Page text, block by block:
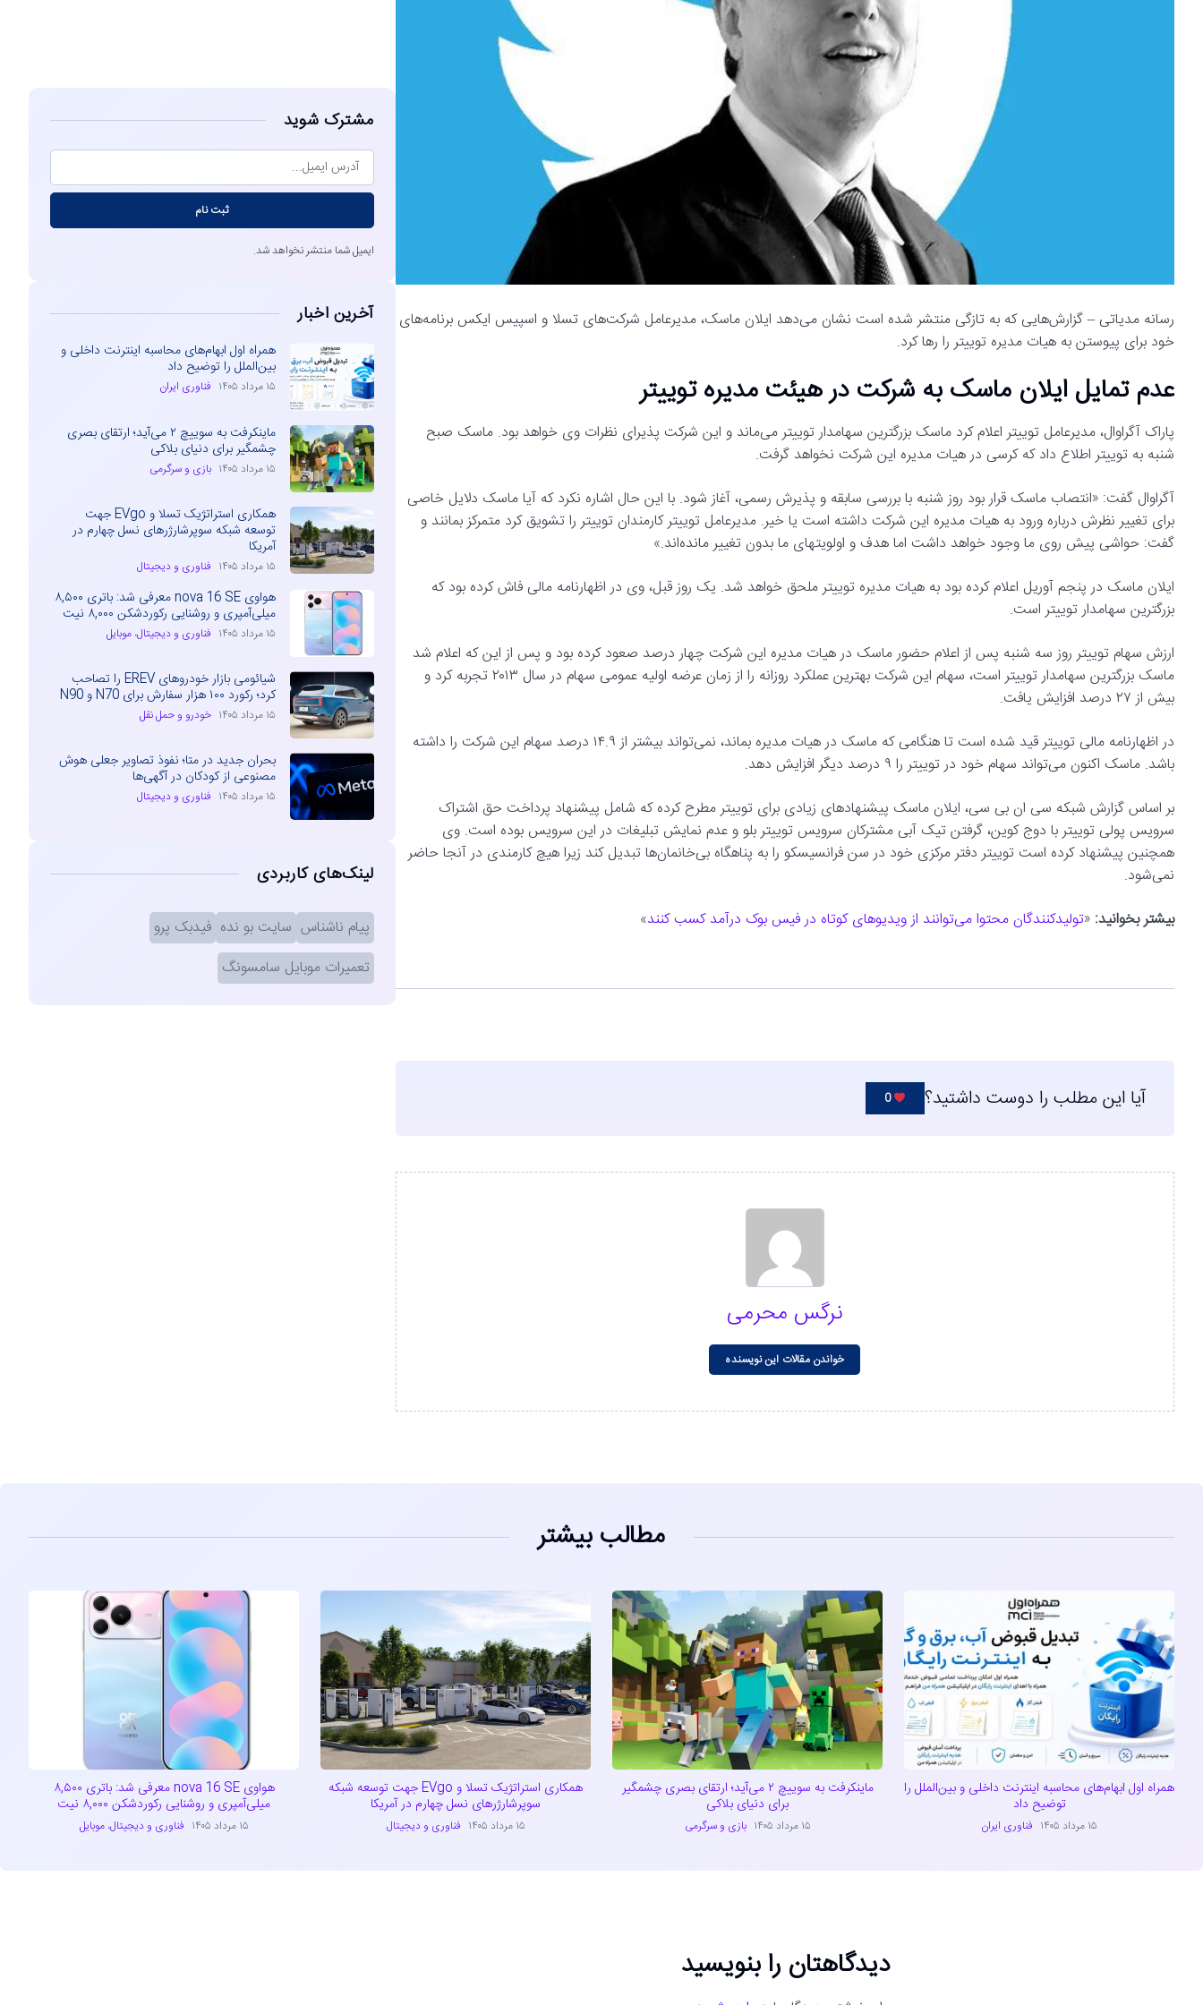
رسانه مدیاتی – گزارش‌هایی که به تازگی منتشر شده است نشان می‌دهد ایلان ماسک، مدیرعامل شرکت‌های تسلا و اسپیس ایکس برنامه‌های
خود برای پیوستن به هیات مدیره توییتر را رها کرد.
عدم تمایل ایلان ماسک به شرکت در هیئت مدیره توییتر
پاراک آگراوال، مدیرعامل توییتر اعلام کرد ماسک بزرگترین سهامدار توییتر می‌ماند و این شرکت پذیرای نظرات وی خواهد بود. ماسک صبح
شنبه به توییتر اطلاع داد که کرسی در هیات مدیره این شرکت نخواهد گرفت.
آگراوال گفت: «انتصاب ماسک قرار بود روز شنبه با بررسی سابقه و پذیرش رسمی، آغاز شود. با این حال اشاره نکرد که آیا ماسک دلایل خاصی
برای تغییر نظرش درباره ورود به هیات مدیره این شرکت داشته است یا خیر. مدیرعامل توییتر کارمندان توییتر را تشویق کرد متمرکز بمانند و
گفت: حواشی پیش روی ما وجود خواهد داشت اما هدف و اولویتهای ما بدون تغییر مانده‌اند.»
ایلان ماسک در پنجم آوریل اعلام کرده بود به هیات مدیره توییتر ملحق خواهد شد. یک روز قبل، وی در اظهارنامه مالی فاش کرده بود که
بزرگترین سهامدار توییتر است.
ارزش سهام توییتر روز سه شنبه پس از اعلام حضور ماسک در هیات مدیره این شرکت چهار درصد صعود کرده بود و پس از این که اعلام شد
ماسک بزرگترین سهامدار توییتر است، سهام این شرکت بهترین عملکرد روزانه را از زمان عرضه اولیه عمومی سهام در سال ۲۰۱۳ تجربه کرد و
بیش از ۲۷ درصد افزایش یافت.
در اظهارنامه مالی توییتر قید شده است تا هنگامی که ماسک در هیات مدیره بماند، نمی‌تواند بیشتر از ۱۴.۹ درصد سهام این شرکت را داشته
باشد. ماسک اکنون می‌تواند سهام خود در توییتر را ۹ درصد دیگر افزایش دهد.
بر اساس گزارش شبکه سی ان بی سی، ایلان ماسک پیشنهادهای زیادی برای توییتر مطرح کرده که شامل پیشنهاد پرداخت حق اشتراک
سرویس پولی توییتر با دوج کوین، گرفتن تیک آبی مشترکان سرویس توییتر بلو و عدم نمایش تبلیغات در این سرویس بوده است. وی
همچنین پیشنهاد کرده است توییتر دفتر مرکزی خود در سن فرانسیسکو را به پناهگاه بی‌خانمان‌ها تبدیل کند زیرا هیچ کارمندی در آنجا حاضر
نمی‌شود.
بیشتر بخوانید: «تولیدکنندگان محتوا می‌توانند از ویدیوهای کوتاه در فیس بوک درآمد کسب کنند»
آیا این مطلب را دوست داشتید؟ 0
نرگس محرمی
خواندن مقالات این نویسنده
مشترک شوید
ثبت نام
ایمیل شما منتشر نخواهد شد.
آخرین اخبار
همراه اول ابهام‌های محاسبه اینترنت داخلی و
بین‌الملل را توضیح داد
۱۵ مرداد ۱۴۰۵ فناوری ایران
ماینکرفت به سوییچ ۲ می‌آید؛ ارتقای بصری
چشمگیر برای دنیای بلاکی
۱۵ مرداد ۱۴۰۵ بازی و سرگرمی
همکاری استراتژیک تسلا و EVgo جهت
توسعه شبکه سوپرشارژرهای نسل چهارم در
آمریکا
۱۵ مرداد ۱۴۰۵ فناوری و دیجیتال
هواوی nova 16 SE معرفی شد: باتری ۸,۵۰۰
میلی‌آمپری و روشنایی رکوردشکن ۸,۰۰۰ نیت
۱۵ مرداد ۱۴۰۵ فناوری و دیجیتال،موبایل
شیائومی بازار خودروهای EREV را تصاحب
کرد؛ رکورد ۱۰۰ هزار سفارش برای N70 و N90
۱۵ مرداد ۱۴۰۵ خودرو و حمل نقل
بحران جدید در متا؛ نفوذ تصاویر جعلی هوش
مصنوعی از کودکان در آگهی‌ها
۱۵ مرداد ۱۴۰۵ فناوری و دیجیتال
لینک‌های کاربردی
پیام ناشناس سایت بو نده فیدبک پرو
تعمیرات موبایل سامسونگ
مطالب بیشتر
همراه اول ابهام‌های محاسبه اینترنت داخلی و بین‌الملل را
توضیح داد
۱۵ مرداد ۱۴۰۵ فناوری ایران
ماینکرفت به سوییچ ۲ می‌آید؛ ارتقای بصری چشمگیر
برای دنیای بلاکی
۱۵ مرداد ۱۴۰۵ بازی و سرگرمی
همکاری استراتژیک تسلا و EVgo جهت توسعه شبکه
سوپرشارژرهای نسل چهارم در آمریکا
۱۵ مرداد ۱۴۰۵ فناوری و دیجیتال
هواوی nova 16 SE معرفی شد: باتری ۸,۵۰۰
میلی‌آمپری و روشنایی رکوردشکن ۸,۰۰۰ نیت
۱۵ مرداد ۱۴۰۵ فناوری و دیجیتال،موبایل
دیدگاهتان را بنویسید